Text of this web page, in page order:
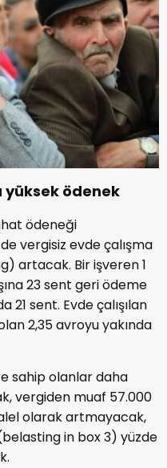
yüksek ödenek
ödeneği
vergisiz evde çalışma
artacak. Bir işveren 1
23 sent geri ödeme
sent. Evde çalışılan
2,35 avroyu yakında
sahip olanlar daha
vergiden muaf 57.000
olarak artmayacak,
in box 3) yüzde